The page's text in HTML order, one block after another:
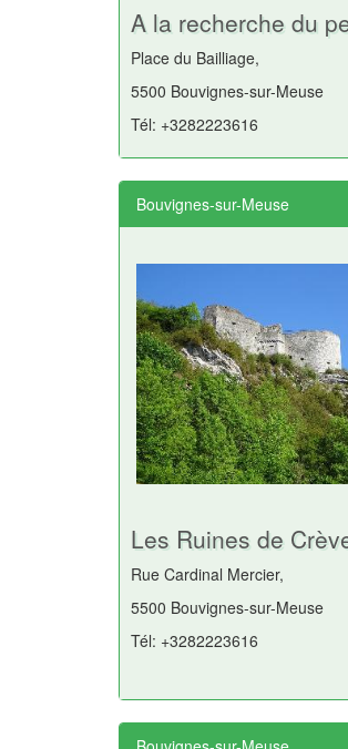
A la recherche du
Place du Bailliage,
5500 Bouvignes-sur-Meuse
Tél: +3282223616
Bouvignes-sur-Meuse
Les Ruines de
Rue Cardinal Mercier,
5500 Bouvignes-sur-Meuse
Tél: +3282223616